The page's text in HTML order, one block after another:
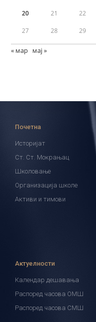
20 21 22
27 28 29
« мар мај »
Почетна
Историјат
Ст. Ст. Мокрањац
Школовање
Организација школе
Активи и тимови
Актуелности
Календар дешавања
Распоред часова ОМШ
Распоред часова СМШ